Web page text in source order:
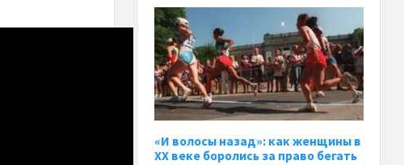
«И волосы назад»: как женщины в
XX веке боролись за право бегать